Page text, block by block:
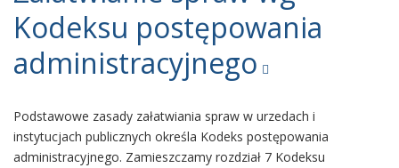
Kodeksu postępowania
administracyjnego
Podstawowe zasady załatwiania spraw w urzedach i
instytucjach publicznych określa Kodeks postępowania
administracyjnego. Zamieszczamy rozdział 7 Kodeksu